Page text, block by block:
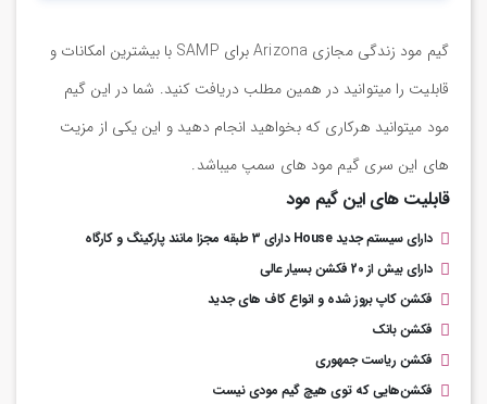
گیم مود زندگی مجازی Arizona برای SAMP با بیشترین امکانات و
قابلیت را میتوانید در همین مطلب دریافت کنید. شما در این گیم
مود میتوانید هرکاری که بخواهید انجام دهید و این یکی از مزیت
های این سری گیم مود های سمپ میباشد.
قابلیت های این گیم مود
دارای سیستم جدید House دارای 3 طبقه مجزا مانند پارکینگ و کارگاه
دارای بیش از 20 فکشن بسیار عالی
فکشن کاپ بروز شده و انواع کاف های جدید
فکشن بانک
فکشن ریاست جمهوری
فکشنهایی که توی هیچ گیم مودی نیست